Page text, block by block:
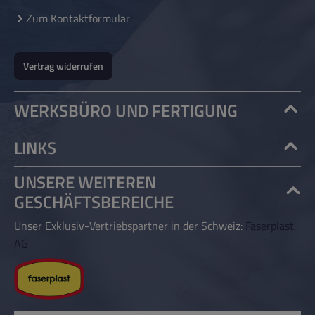
Zum Kontaktformular
Vertrag widerrufen
WERKSBÜRO UND FERTIGUNG
LINKS
UNSERE WEITEREN
GESCHÄFTSBEREICHE
Unser Exklusiv-Vertriebspartner in der Schweiz: Faserplast
AG